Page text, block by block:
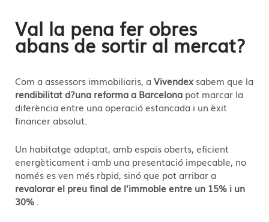
Val la pena fer obres
abans de sortir al mercat?
Com a assessors immobiliaris, a Vivendex sabem que la
rendibilitat d?una reforma a Barcelona pot marcar la
diferència entre una operació estancada i un èxit
financer absolut.
Un habitatge adaptat, amb espais oberts, eficient
energèticament i amb una presentació impecable, no
només es ven més ràpid, sinó que pot arribar a
revalorar el preu final de l’immoble entre un 15% i un
30% .